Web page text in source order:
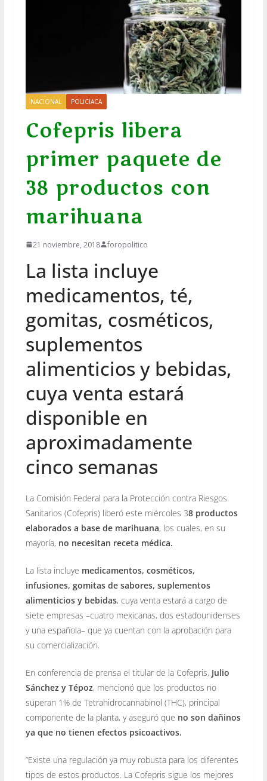
NACIONAL POLICIACA
Cofepris libera
primer paquete de
38 productos con
marihuana
21 noviembre, 2018 foropolitico
La lista incluye
medicamentos, té,
gomitas, cosméticos,
suplementos
alimenticios y bebidas,
cuya venta estará
disponible en
aproximadamente
cinco semanas
La Comisión Federal para la Protección contra Riesgos
Sanitarios (Cofepris) liberó este miércoles 38 productos
elaborados a base de marihuana, los cuales, en su
mayoría, no necesitan receta médica.
La lista incluye medicamentos, cosméticos,
infusiones, gomitas de sabores, suplementos
alimenticios y bebidas, cuya venta estará a cargo de
siete empresas –cuatro mexicanas, dos estadounidenses
y una española– que ya cuentan con la aprobación para
su comercialización.
En conferencia de prensa el titular de la Cofepris, Julio
Sánchez y Tépoz, mencionó que los productos no
superan 1% de Tetrahidrocannabinol (THC), principal
componente de la planta, y aseguró que no son dañinos
ya que no tienen efectos psicoactivos.
“Existe una regulación ya muy robusta para los diferentes
tipos de estos productos. La Cofepris sigue los mejores